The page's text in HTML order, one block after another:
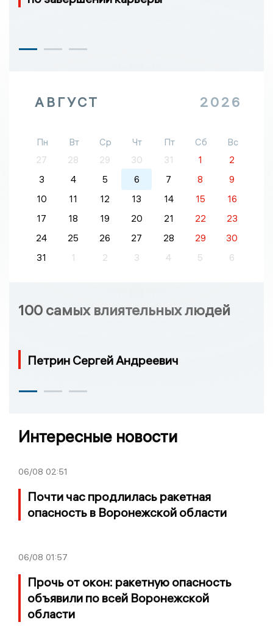
АВГУСТ 2026
Пн Вт Ср Чт Пт Сб
Вс
27
28 29 30 31 1
2
3
4 5 6 7 8
9
10
11 12 13 14 15
16
17
18 19 20 21 22
23
24
25 26 27 28 29
30
31
1 2 3 4 5 6
100 самых влиятельных людей
Петрин Сергей Андреевич
Интересные новости
06/08 02:51
Почти час продлилась ракетная
опасность в Воронежской области
06/08 01:57
Прочь от окон: ракетную опасность
объявили по всей Воронежской
области